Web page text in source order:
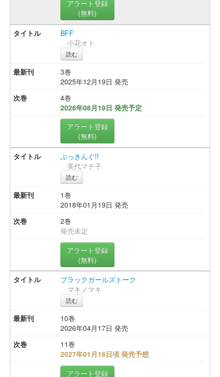
アラート登録
(無料)
BFF
小花オト
読む
3巻
2025年12月19日 発売
4巻
2026年08月19日 発売予定
アラート登録
(無料)
ぶっきんぐ!!
美代マチ子
読む
1巻
2018年01月19日 発売
2巻
発売未定
アラート登録
(無料)
ブラックガールズトーク
マキノマキ
読む
10巻
2026年04月17日 発売
11巻
2027年01月16日頃 発売予想
アラート登録